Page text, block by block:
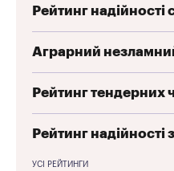
Рейтинг
Аграрний
Рейтинг тендерних
Рейтинг надійності
УСІ РЕЙТИНГИ